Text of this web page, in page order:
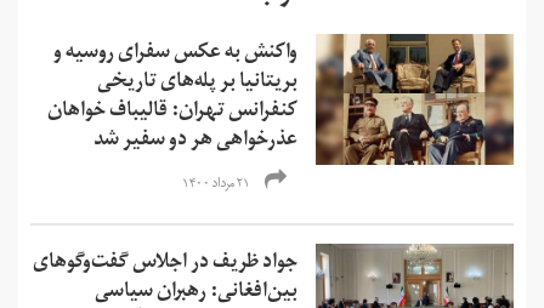
واکنش‌‌ به عکس سفرای روسیه و
بریتانیا بر پله‌‌های تاریخی
کنفرانس تهران: قالیباف خواهان
عذرخواهی هر دو سفیر شد
۲۱ مرداد ۱۴۰۰
جواد ظریف در اجلاس گفت‌وگوهای
بین‌افغانی: رهبران سیاسی